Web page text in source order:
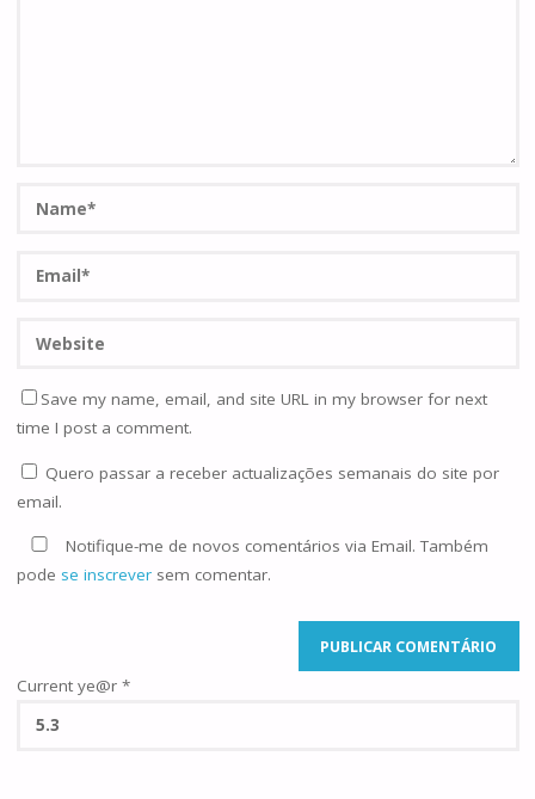
Save my name, email, and site URL in my browser for next
time I post a comment.
Quero passar a receber actualizações semanais do site por
email.
Notifique-me de novos comentários via Email. Também
pode se inscreversem comentar.
Current ye@r *